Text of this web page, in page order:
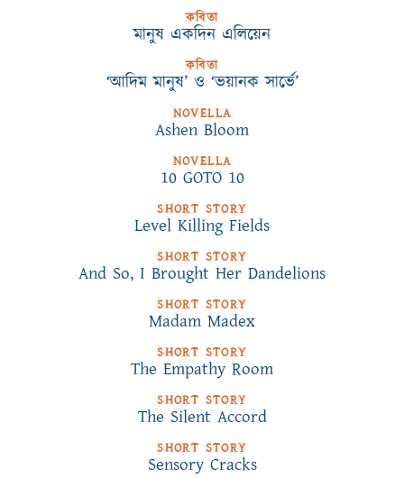
কবিতা
মানুষ একদিন এলিয়েন
কবিতা
‘আদিম মানুষ’ ও ‘ভয়ানক সার্ভে’
NOVELLA
Ashen Bloom
NOVELLA
10 GOTO 10
SHORT STORY
Level Killing Fields
SHORT STORY
And So, I Brought Her Dandelions
SHORT STORY
Madam Madex
SHORT STORY
The Empathy Room
SHORT STORY
The Silent Accord
SHORT STORY
Sensory Cracks